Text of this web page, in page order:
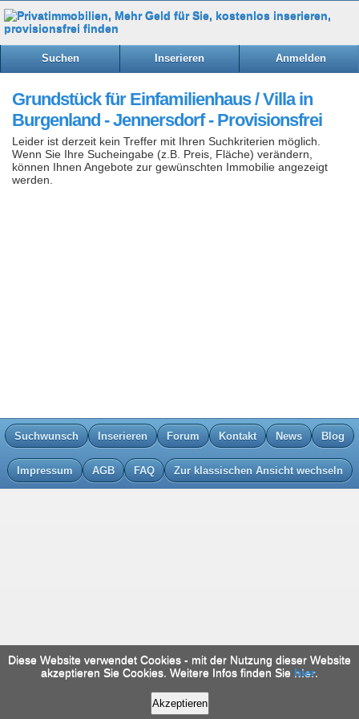
Suchen Inserieren Anmelden
Grundstück für Einfamilienhaus / Villa in
Burgenland - Jennersdorf - Provisionsfrei
Leider ist derzeit kein Treffer mit Ihren Suchkriterien möglich.
Wenn Sie Ihre Sucheingabe (z.B. Preis, Fläche) verändern,
können Ihnen Angebote zur gewünschten Immobilie angezeigt
werden.
Suchwunsch Inserieren Forum Kontakt News Blog
Impressum AGB FAQ Zur klassischen Ansicht wechseln
Diese Website verwendet Cookies - mit der Nutzung dieser Website
akzeptieren Sie Cookies. Weitere Infos finden Sie hier.